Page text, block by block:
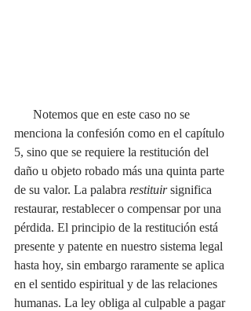
menciona la confesión como en el capítulo
5, sino que se requiere la restitución del
daño u objeto robado más una quinta parte
de su valor. La palabra restituir significa
restaurar, restablecer o compensar por una
pérdida. El principio de la restitución está
presente y patente en nuestro sistema legal
hasta hoy, sin embargo raramente se aplica
en el sentido espiritual y de las relaciones
humanas. La ley obliga al culpable a pagar